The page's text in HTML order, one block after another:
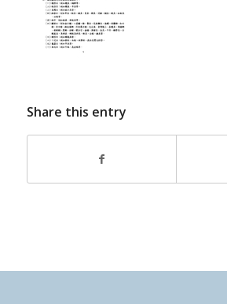
Share this entry